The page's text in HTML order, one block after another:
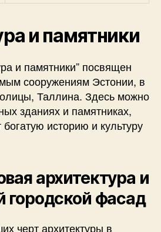
и памятники
и памятники” посвящен
сооружениям Эстонии, в
Таллина. Здесь можно
зданиях и памятниках,
историю и культуру
архитектура и
городской фасад
черт архитектуры в